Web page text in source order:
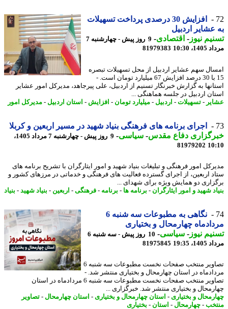
افزایش 30 درصدی پرداخت تسهیلات
اردبیل
نیوز-اقتصادی-
9 روز پیش - چهارشنبه 7
10:30
81979383
سهم عشایر اردبیل از محل تسهیلات تبصره
15 با 30 درصد افزایش 67 میلیارد تومان است. -
به گزارش خبرنگار تسنیم از اردبیل، علی پیرجاهد، مدیرکل امور عشایر
اردبیل در جلسه هماهنگی ...
-تسهیلات-اردبیل -میلیارد تومان-افزایش -استان اردبیل -مدیرکل امور
اجرای برنامه های فرهنگی بنیاد شهید در مسیر اربعین و کربلا
دفاع مقدس-سیاسی-
9 روز پیش - چهارشنبه 7 مرداد 1405،
81979202
امور فرهنگی و تبلیغات بنیاد شهید و امور ایثارگران با تشریح برنامه های
اربعین، از اجرای گسترده فعالیت های فرهنگی و خدماتی در مرزهای کشور و
دو همایش ویژه برای شهدای ...
شهید و امور ایثارگران- برنامه ها- برنامه -فرهنگی-اربعین -بنیاد شهید-بنیاد
نگاهی به مطبوعات سه شنبه 6
چهارمحال و بختیاری
نیوز-سیاسی-
10 روز پیش - سه شنبه 6
19:35
81975845
تصاویر منتخب صفحات نخست مطبوعات سه شنبه 6
در استان چهارمحال و بختیاری منتشر شد. -
تصاویر منتخب صفحات نخست مطبوعات سه شنبه 6 مردادماه در استان
و بختیاری منتشر شد. خبرگزاری ...
و بختیاری- استان چهارمحال و بختیاری- استان چهارمحال-تصاویر
-چهارمحال-استان-بختیاری